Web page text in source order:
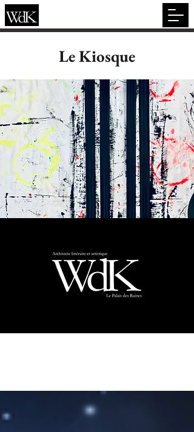
Le Kiosque